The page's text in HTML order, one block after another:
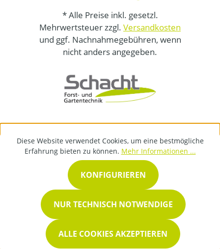
* Alle Preise inkl. gesetzl.
Mehrwertsteuer zzgl. Versandkosten
und ggf. Nachnahmegebühren, wenn
nicht anders angegeben.
Diese Website verwendet Cookies, um eine bestmögliche
Erfahrung bieten zu können. Mehr Informationen ...
NUR TECHNISCH NOTWENDIGE
KONFIGURIEREN
ALLE COOKIES AKZEPTIEREN